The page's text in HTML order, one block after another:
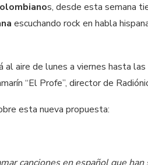
s, desde esta semana
escuchando rock en habla
al aire de lunes a viernes hasta las
“El Profe”, director de
esta nueva propuesta: